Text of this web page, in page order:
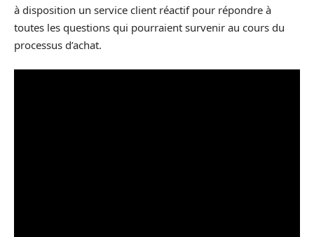
à disposition un service client réactif pour répondre à
toutes les questions qui pourraient survenir au cours du
processus d’achat.